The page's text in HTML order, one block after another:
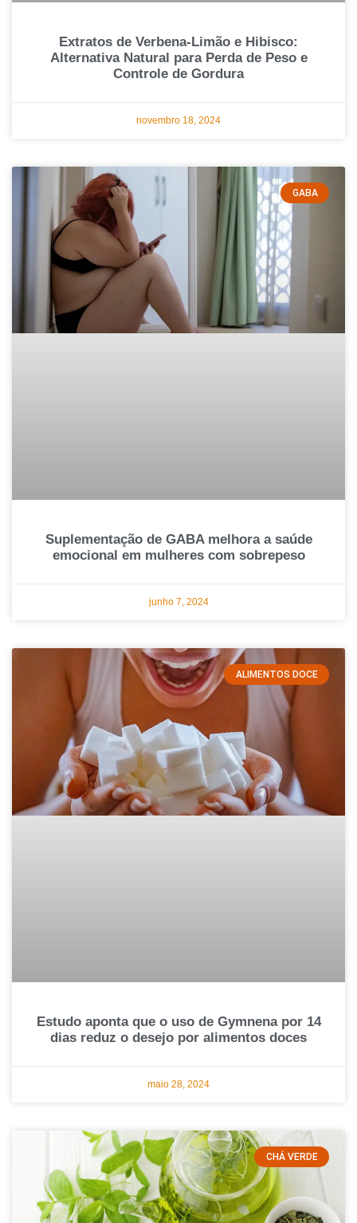
Extratos de Verbena-Limão e Hibisco:
Alternativa Natural para Perda de Peso e
Controle de Gordura
novembro 18, 2024
GABA
Suplementação de GABA melhora a saúde
emocional em mulheres com sobrepeso
junho 7, 2024
ALIMENTOS DOCE
Estudo aponta que o uso de Gymnena por 14
dias reduz o desejo por alimentos doces
maio 28, 2024
CHÁ VERDE